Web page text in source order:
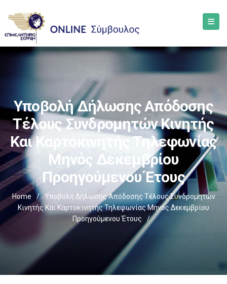
Υποβολή Δήλωσης Απόδοσης
Τέλους Συνδρομητών Κινητής
Και Καρτοκινητής Τηλεφωνίας
Μηνός Δεκεμβρίου
Προηγούμενου Έτους
Home /
Υποβολή Δήλωσης Απόδοσης Τέλους Συνδρομητών
Κινητής Και Καρτοκινητής Τηλεφωνίας Μηνός Δεκεμβρίου
Προηγούμενου Έτους
/